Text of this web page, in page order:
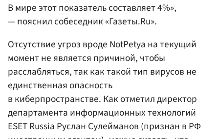
В мире этот показатель составляет 4%»,
— пояснил собеседник «Газеты.Ru».
Отсутствие угроз вроде NotPetya на текущий
момент не является причиной, чтобы
расслабляться, так как такой тип вирусов не
единственная опасность
в киберпространстве. Как отметил директор
департамента информационных технологий
ESET Russia Руслан Сулейманов (признан в РФ